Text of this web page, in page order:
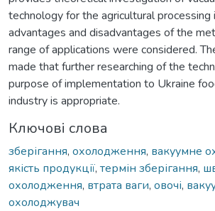
technology for the agricultural processing
advantages and disadvantages of the
range of applications were considered.
made that further researching of the
purpose of implementation to Ukraine
industry is appropriate.
Ключові слова
зберігання, охолодження, вакуумне
якість продукції, термін зберігання,
охолодження, втрата ваги, овочі,
охолоджувач